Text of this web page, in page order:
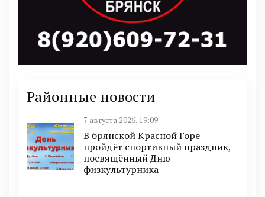
Районные новости
7 августа 2026, 19:09
В брянской Красной Горе
пройдёт спортивный праздник,
посвящённый Дню
физкультурника